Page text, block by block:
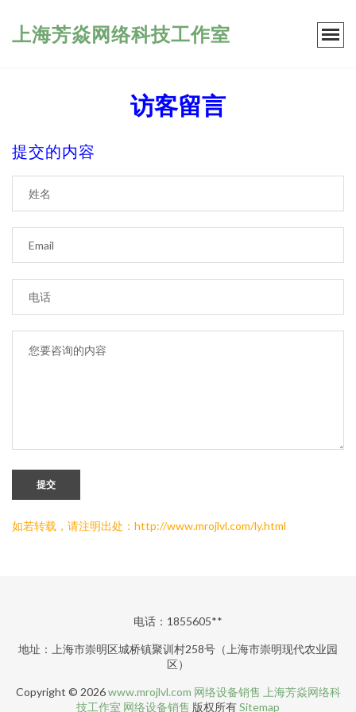
上海芳焱网络科技工作室
访客留言
提交的内容
提交
如若转载，请注明出处：http://www.mrojlvl.com/ly.html
电话：1855605**
地址：上海市崇明区城桥镇聚训村258号（上海市崇明现代农业园
区）
Copyright © 2026www.mrojlvl.com 网络设备销售
上海芳焱网络科
技工作室 网络设备销售 版权所有Sitemap